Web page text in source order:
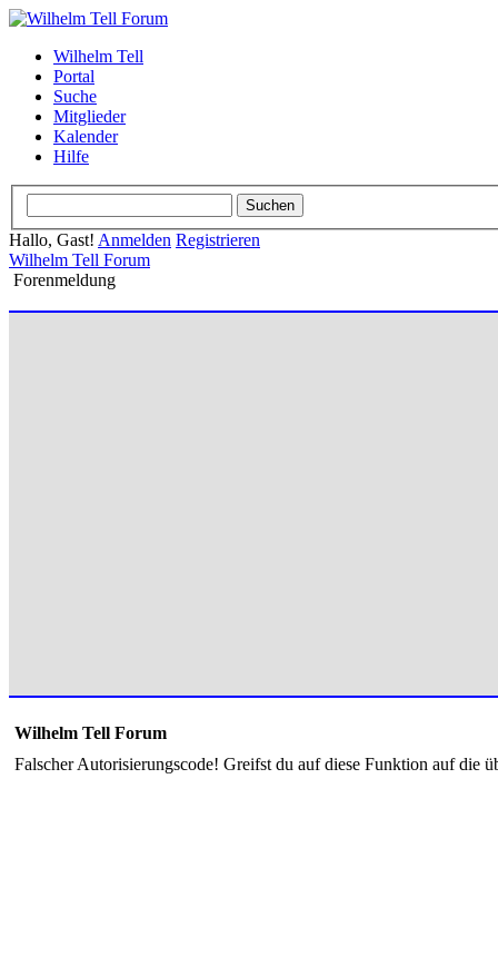
Wilhelm Tell
Portal
Suche
Mitglieder
Kalender
Hilfe
Hallo, Gast! Anmelden Registrieren
Wilhelm Tell Forum
Forenmeldung
Wilhelm Tell Forum
Falscher Autorisierungscode! Greifst du auf diese Funktion auf die